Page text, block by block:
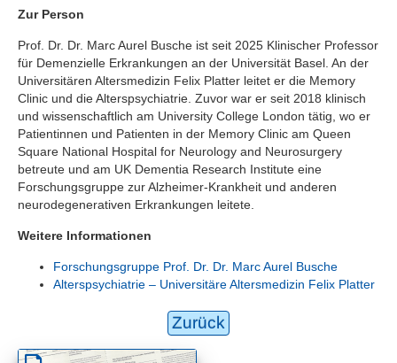
Zur Person
Prof. Dr. Dr. Marc Aurel Busche ist seit 2025 Klinischer Professor
für Demenzielle Erkrankungen an der Universität Basel. An der
Universitären Altersmedizin Felix Platter leitet er die Memory
Clinic und die Alterspsychiatrie. Zuvor war er seit 2018 klinisch
und wissenschaftlich am University College London tätig, wo er
Patientinnen und Patienten in der Memory Clinic am Queen
Square National Hospital for Neurology and Neurosurgery
betreute und am UK Dementia Research Institute eine
Forschungsgruppe zur Alzheimer-Krankheit und anderen
neurodegenerativen Erkrankungen leitete.
Weitere Informationen
Forschungsgruppe Prof. Dr. Dr. Marc Aurel Busche
Alterspsychiatrie – Universitäre Altersmedizin Felix Platter
Zurück